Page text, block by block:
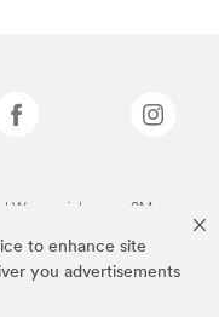
to enhance site
you advertisements
Warenzeichen von 3M.